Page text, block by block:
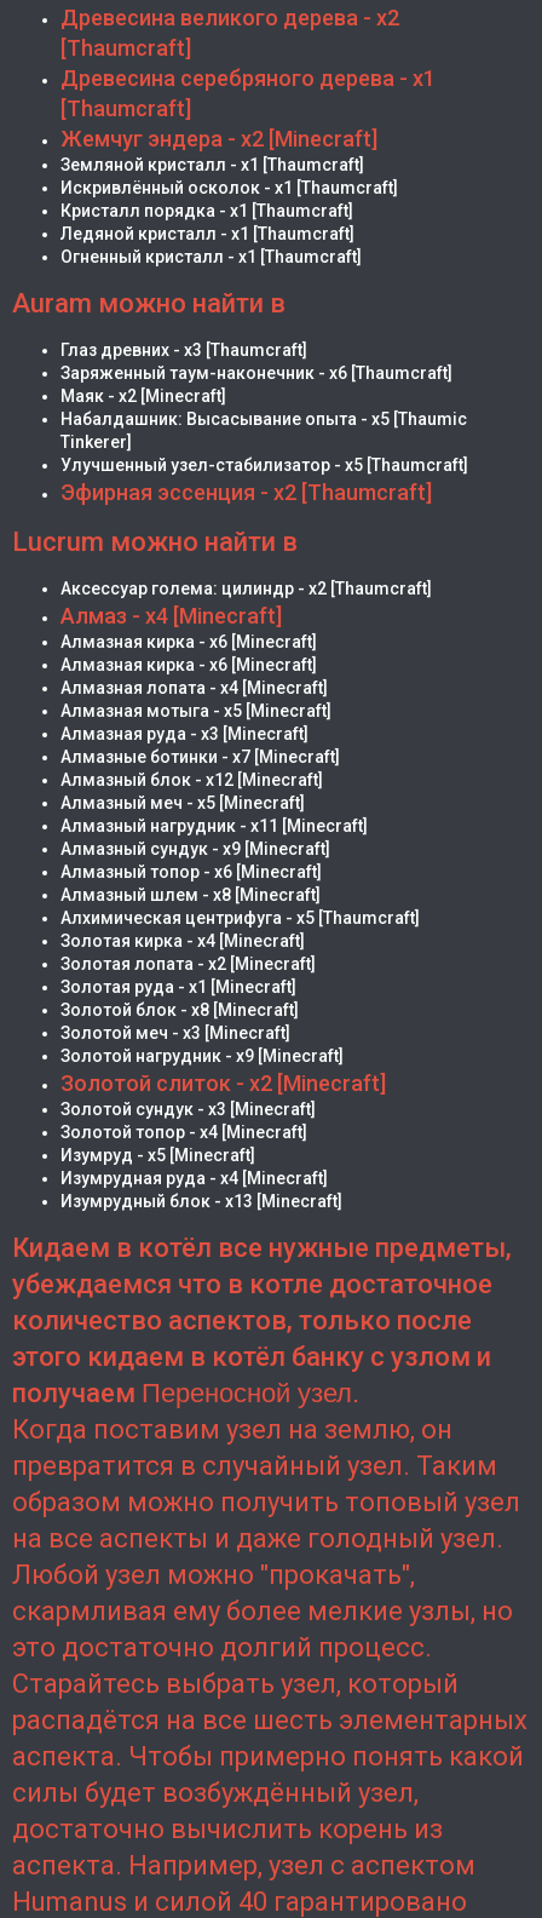
Древесина великого дерева - х2
[Thaumcraft]
Древесина серебряного дерева - х1
[Thaumcraft]
Жемчуг эндера - х2 [Minecraft]
Земляной кристалл - х1 [Thaumcraft]
Искривлённый осколок - х1 [Thaumcraft]
Кристалл порядка - х1 [Thaumcraft]
Ледяной кристалл - х1 [Thaumcraft]
Огненный кристалл - х1 [Thaumcraft]
Auram можно найти в
Глаз древних - х3 [Thaumcraft]
Заряженный таум-наконечник - х6 [Thaumcraft]
Маяк - х2 [Minecraft]
Набалдашник: Высасывание опыта - х5 [Thaumic
Tinkerer]
Улучшенный узел-стабилизатор - х5 [Thaumcraft]
Эфирная эссенция - х2 [Thaumcraft]
Lucrum можно найти в
Аксессуар голема: цилиндр - х2 [Thaumcraft]
Алмаз - х4 [Minecraft]
Алмазная кирка - х6 [Minecraft]
Алмазная кирка - х6 [Minecraft]
Алмазная лопата - х4 [Minecraft]
Алмазная мотыга - х5 [Minecraft]
Алмазная руда - х3 [Minecraft]
Алмазные ботинки - х7 [Minecraft]
Алмазный блок - х12 [Minecraft]
Алмазный меч - х5 [Minecraft]
Алмазный нагрудник - х11 [Minecraft]
Алмазный сундук - х9 [Minecraft]
Алмазный топор - х6 [Minecraft]
Алмазный шлем - х8 [Minecraft]
Алхимическая центрифуга - х5 [Thaumcraft]
Золотая кирка - х4 [Minecraft]
Золотая лопата - х2 [Minecraft]
Золотая руда - х1 [Minecraft]
Золотой блок - х8 [Minecraft]
Золотой меч - х3 [Minecraft]
Золотой нагрудник - х9 [Minecraft]
Золотой слиток - х2 [Minecraft]
Золотой сундук - х3 [Minecraft]
Золотой топор - х4 [Minecraft]
Изумруд - х5 [Minecraft]
Изумрудная руда - х4 [Minecraft]
Изумрудный блок - х13 [Minecraft]
Кидаем в котёл все нужные предметы,
убеждаемся что в котле достаточное
количество аспектов, только после
этого кидаем в котёл банку с узлом и
получаем Переносной узел.
Когда поставим узел на землю, он
превратится в случайный узел. Таким
образом можно получить топовый узел
на все аспекты и даже голодный узел.
Любой узел можно "прокачать",
скармливая ему более мелкие узлы, но
это достаточно долгий процесс.
Старайтесь выбрать узел, который
распадётся на все шесть элементарных
аспекта. Чтобы примерно понять какой
силы будет возбуждённый узел,
достаточно вычислить корень из
аспекта. Например, узел с аспектом
Humanus и силой 40 гарантировано